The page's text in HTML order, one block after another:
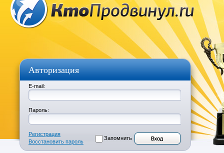
Авторизация
E-mail:
Пароль:
Регистрация
Восстановить пароль
Запомнить